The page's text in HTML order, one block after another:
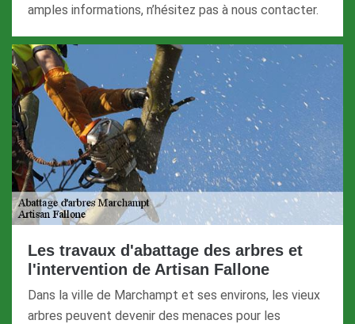
amples informations, n’hésitez pas à nous contacter.
Les travaux d'abattage des arbres et
l'intervention de Artisan Fallone
Dans la ville de Marchampt et ses environs, les vieux
arbres peuvent devenir des menaces pour les